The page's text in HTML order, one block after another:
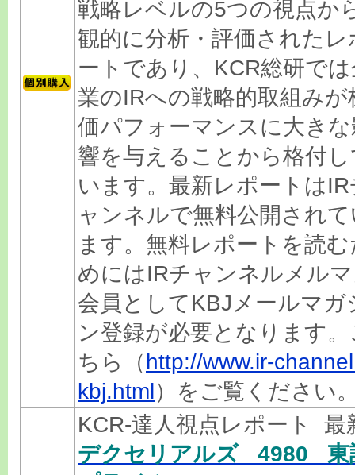
戦略レベルの5つの視点か
観的に分析・評価されたレ
ートであり、KCR総研で
業のIRへの戦略的取組みが
価パフォーマンスに大き
響を与えることから格付
います。最新レポートはIR
ャンネルで無料公開され
ます。無料レポートを読む
めにはIRチャンネルメル
会員としてKBJメールマガ
ン登録が必要となります。
ちら（http://www.ir-
kbj.html）をご覧ください
KCR-達人視点レポート
デクセリアルズ 4980 東